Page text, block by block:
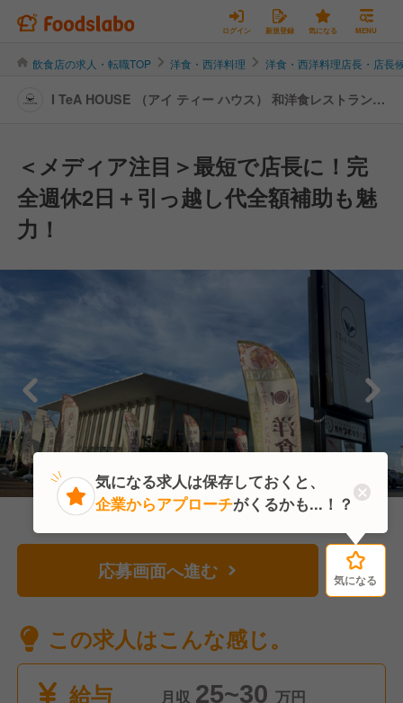
ログイン 新規登録 気になる MENU
飲食店の求人・転職TOP 洋食・西洋料理 洋食・西洋料理店長・店長
I TeA HOUSE （アイ ティー ハウス） 和洋食レストラン＆
＜メディア注目＞最短で店長に！完
全週休2日＋引っ越し代全額補助も魅
力！
応募画面へ進む 気になる
この求人はこんな感じ。
給与
月収 25~30 万円
気になる
気になる求人は保存しておくと、
企業からアプローチがくるかも...！？